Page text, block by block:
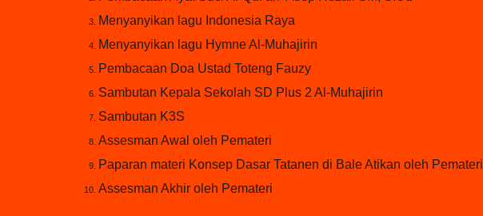
Menyanyikan lagu Indonesia Raya
Menyanyikan lagu Hymne Al-Muhajirin
Pembacaan Doa Ustad Toteng Fauzy
Sambutan Kepala Sekolah SD Plus 2 Al-Muhajirin
Sambutan K3S
Assesman Awal oleh Pemateri
Paparan materi Konsep Dasar Tatanen di Bale Atikan oleh Pemateri
Assesman Akhir oleh Pemateri